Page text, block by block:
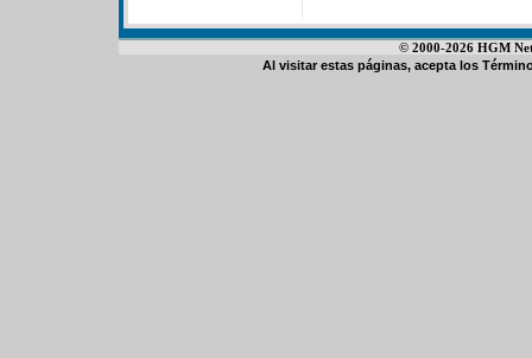
© 2000-2026 HGM
Al visitar estas páginas, acepta los